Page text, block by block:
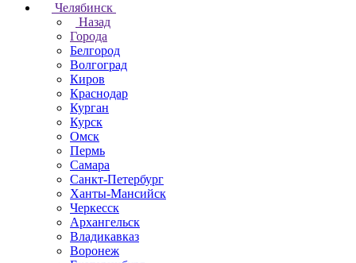
Челябинск
Назад
Города
Белгород
Волгоград
Киров
Краснодар
Курган
Курск
Омск
Пермь
Самара
Санкт-Петербург
Ханты-Мансийск
Черкесск
Архангельск
Владикавказ
Воронеж